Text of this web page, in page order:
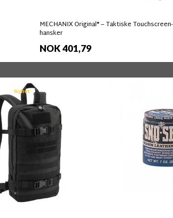
MECHANIX Original® – Taktiske Touchscreen-
hansker
NOK 401,79
Nyhet